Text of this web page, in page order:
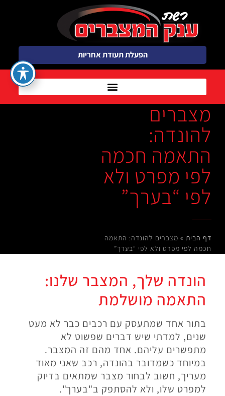
הפעלת תעודת אחריות
מצברים
להונדה:
התאמה חכמה
לפי מפרט ולא
לפי “בערך”
דף הבית» מצברים להונדה: התאמה
חכמה לפי מפרט ולא לפי “בערך”
הונדה שלך, המצבר שלנו:
התאמה מושלמת
בתור אחד שמתעסק עם רכבים כבר לא מעט
שנים, למדתי שיש דברים שפשוט לא
מתפשרים עליהם. אחד מהם זה המצבר.
במיוחד כשמדובר בהונדה, רכב שאני מאוד
מעריך, חשוב לבחור מצבר שמתאים בדיוק
למפרט שלו, ולא להסתפק ב"בערך".